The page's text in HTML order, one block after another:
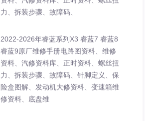
力、拆装步骤、故障码、
2022-2026年睿蓝系列X3 睿蓝7 睿蓝8
睿蓝9原厂维修手册电路图资料、维修
资料、汽修资料库、正时资料、螺丝扭
力、拆装步骤、故障码、针脚定义、保
险盒图解、发动机大修资料、变速箱维
修资料、底盘维